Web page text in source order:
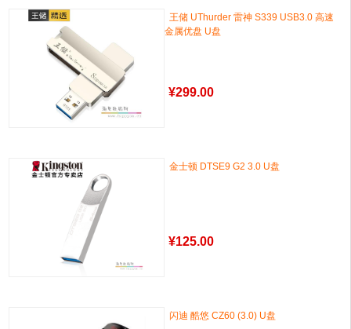
王储 UThurder 雷神 S339 USB3.0 高速
金属优盘 U盘
¥299.00
金士顿 DTSE9 G2 3.0 U盘
¥125.00
闪迪 酷悠 CZ60 (3.0) U盘